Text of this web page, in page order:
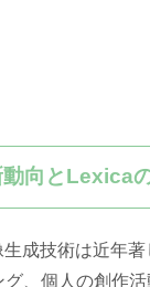
向とLexica
成技術は近年
、個人の創作